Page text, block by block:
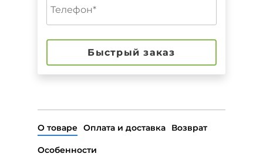
Быстрый заказ
О товаре Оплата и доставка Возврат
Особенности